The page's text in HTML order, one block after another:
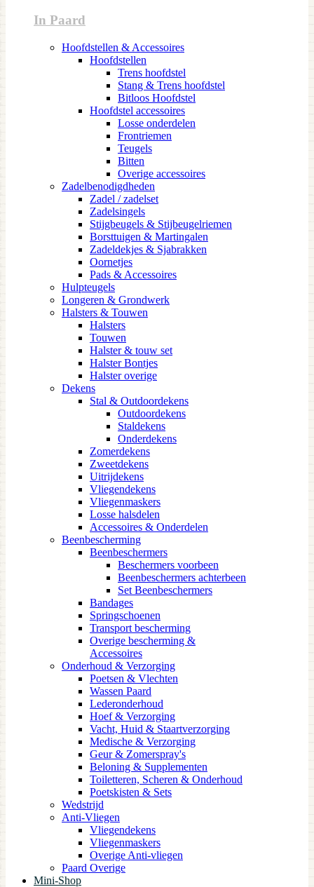
In Paard
Hoofdstellen & Accessoires
Hoofdstellen
Trens hoofdstel
Stang & Trens hoofdstel
Bitloos Hoofdstel
Hoofdstel accessoires
Losse onderdelen
Frontriemen
Teugels
Bitten
Overige accessoires
Zadelbenodigdheden
Zadel / zadelset
Zadelsingels
Stijgbeugels & Stijbeugelriemen
Borsttuigen & Martingalen
Zadeldekjes & Sjabrakken
Oornetjes
Pads & Accessoires
Hulpteugels
Longeren & Grondwerk
Halsters & Touwen
Halsters
Touwen
Halster & touw set
Halster Bontjes
Halster overige
Dekens
Stal & Outdoordekens
Outdoordekens
Staldekens
Onderdekens
Zomerdekens
Zweetdekens
Uitrijdekens
Vliegendekens
Vliegenmaskers
Losse halsdelen
Accessoires & Onderdelen
Beenbescherming
Beenbeschermers
Beschermers voorbeen
Beenbeschermers achterbeen
Set Beenbeschermers
Bandages
Springschoenen
Transport bescherming
Overige bescherming &
Accessoires
Onderhoud & Verzorging
Poetsen & Vlechten
Wassen Paard
Lederonderhoud
Hoef & Verzorging
Vacht, Huid & Staartverzorging
Medische & Verzorging
Geur & Zomerspray's
Beloning & Supplementen
Toiletteren, Scheren & Onderhoud
Poetskisten & Sets
Wedstrijd
Anti-Vliegen
Vliegendekens
Vliegenmaskers
Overige Anti-vliegen
Paard Overige
Mini-Shop